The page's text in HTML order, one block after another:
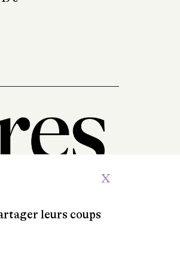
X
leurs coups